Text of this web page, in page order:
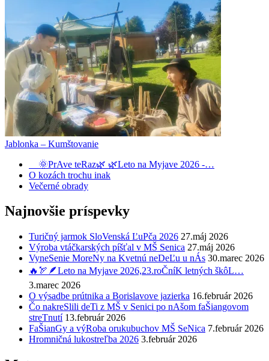
Jablonka – Kumštovanie
🌞PrAve teRaz🌿 🌿Leto na Myjave 2026 -…
O kozách trochu inak
Večerné obrady
Najnovšie príspevky
Turičný jarmok SloVenská ĽuPča 2026 27.máj 2026
Výroba vtáčkarských píšťal v MŠ Senica 27.máj 2026
VyneSenie MoreNy na Kvetnú neDeĽu u nÁs 30.marec 2026
🔥🏹🪶Leto na Myjave 2026,23.roČníK letných škôL…
3.marec 2026
O výsadbe prútnika a Borislavove jazierka 16.február 2026
Čo nakreSlili deTi z MŠ v Senici po nAšom faŠiangovom
streTnutí 13.február 2026
FaŠianGy a výRoba orukubuchov MŠ SeNica 7.február 2026
Hromničná lukostreľba 2026 3.február 2026